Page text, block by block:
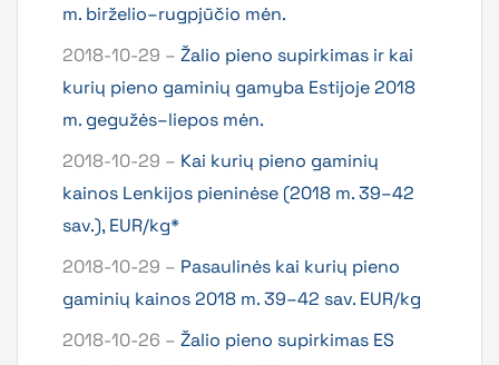
m. birželio–rugpjūčio mėn.
2018-10-29 – Žalio pieno supirkimas ir kai
kurių pieno gaminių gamyba Estijoje 2018
m. gegužės–liepos mėn.
2018-10-29 – Kai kurių pieno gaminių
kainos Lenkijos pieninėse (2018 m. 39–42
sav.), EUR/kg*
2018-10-29 – Pasaulinės kai kurių pieno
gaminių kainos 2018 m. 39–42 sav. EUR/kg
2018-10-26 – Žalio pieno supirkimas ES